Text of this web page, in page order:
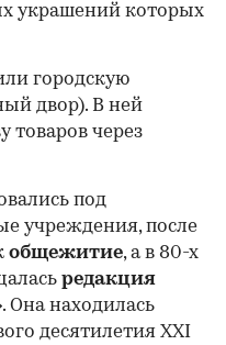
украшений которых
городскую
двор). В ней
товаров через
под
учреждения, после
общежитие, а в 80-х
редакция
Она находилась
десятилетия XXI